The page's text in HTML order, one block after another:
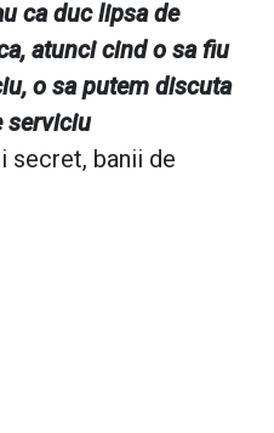
ca duc lipsa de
atunci cind o sa fiu
o sa putem discuta
serviciu